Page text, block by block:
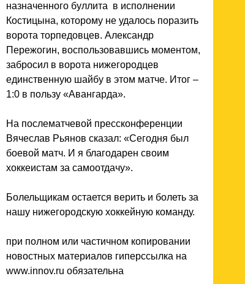
назначенного буллита в исполнении
Костицына, которому не удалось поразить
ворота торпедовцев. Александр
Пережогин, воспользовавшись моментом,
забросил в ворота нижегородцев
единственную шайбу в этом матче. Итог –
1:0 в пользу «Авангарда».
На послематчевой прессконференции
Вячеслав Рьянов сказал: «Сегодня был
боевой матч. И я благодарен своим
хоккеистам за самоотдачу».
Болельщикам остается верить и болеть за
нашу нижегородскую хоккейную команду.
при полном или частичном копировании
новостных материалов гиперссылка на
www.innov.ru обязательна